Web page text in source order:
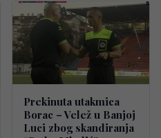
Prekinuta utakmica
Borac – Velež u Banjoj
Luci zbog skandiranja